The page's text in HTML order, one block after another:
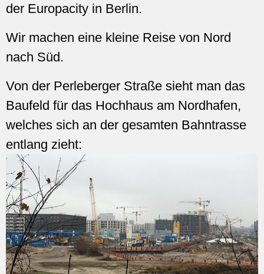
der Europacity in Berlin.
Wir machen eine kleine Reise von Nord
nach Süd.
Von der Perleberger Straße sieht man das
Baufeld für das Hochhaus am Nordhafen,
welches sich an der gesamten Bahntrasse
entlang zieht: